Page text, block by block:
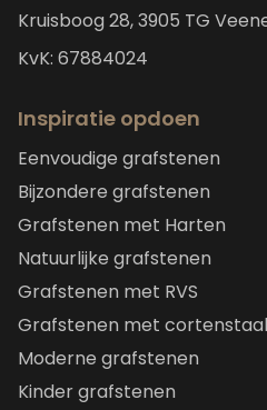
Kruisboog 28, 3905 TG
KvK: 67884024
Inspiratie opdoen
Eenvoudige grafstenen
Bijzondere grafstenen
Grafstenen met Harten
Natuurlijke grafstenen
Grafstenen met RVS
Grafstenen met cortenstaal
Moderne grafstenen
Kinder grafstenen